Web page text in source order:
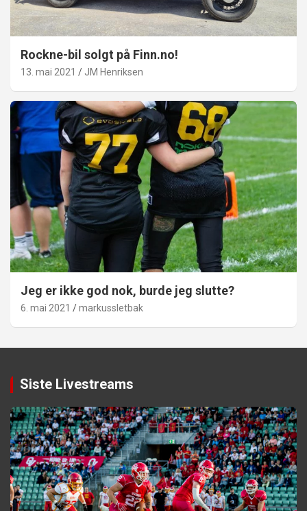
Rockne-bil solgt på Finn.no!
13. mai 2021 JM Henriksen
Jeg er ikke god nok, burde jeg slutte?
6. mai 2021 markussletbak
Siste Livestreams